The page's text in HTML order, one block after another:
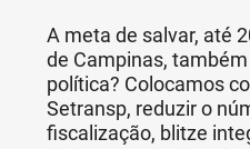
A meta de salvar, até
de Campinas,
política? Colocamos
Setransp, reduzir o
fiscalização, blitze